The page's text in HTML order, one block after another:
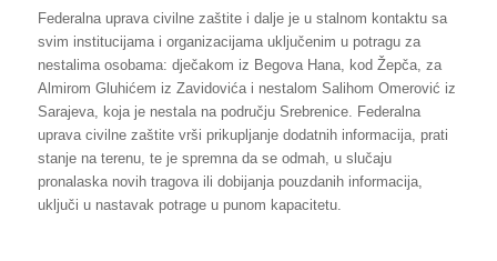
Federalna uprava civilne zaštite i dalje je u stalnom kontaktu sa
svim institucijama i organizacijama uključenim u potragu za
nestalima osobama: dječakom iz Begova Hana, kod Žepča, za
Almirom Gluhićem iz Zavidovića i nestalom Salihom Omerović iz
Sarajeva, koja je nestala na području Srebrenice. Federalna
uprava civilne zaštite vrši prikupljanje dodatnih informacija, prati
stanje na terenu, te je spremna da se odmah, u slučaju
pronalaska novih tragova ili dobijanja pouzdanih informacija,
uključi u nastavak potrage u punom kapacitetu.